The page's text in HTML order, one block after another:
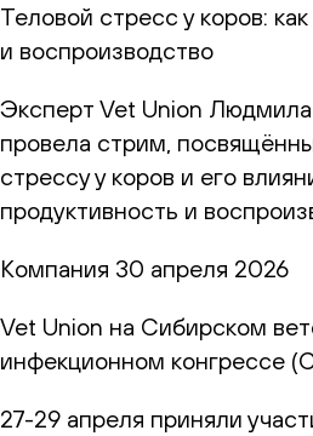
Теловой стресс у коров:
и воспроизводство
Эксперт Vet Union
провела стрим,
стрессу у коров и его
продуктивность и
Компания 30 апреля 2026
Vet Union на Сибирском
инфекционном конгрессе
27-29 апреля приняли